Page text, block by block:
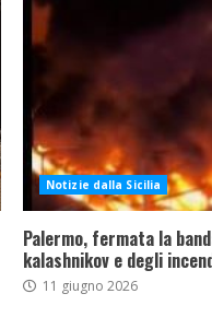
Notizie dalla Sicilia
Palermo, fermata la
kalashnikov e degli
11 giugno 2026